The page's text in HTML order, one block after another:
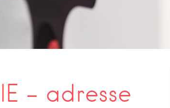
– adresse